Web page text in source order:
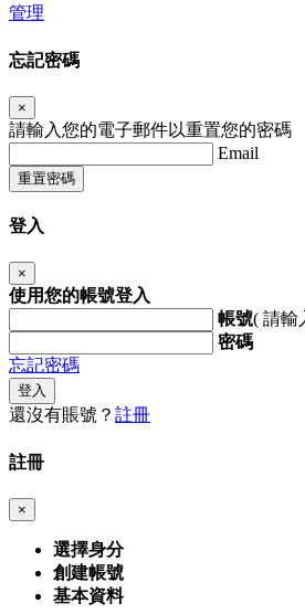
管理
忘記密碼
×
請輸入您的電子郵件以重置您的密碼
Email
重置密碼
登入
×
使用您的帳號登入
帳號( 請輸
密碼
忘記密碼
登入
還沒有賬號？ 註冊
註冊
×
選擇身分
創建帳號
基本資料